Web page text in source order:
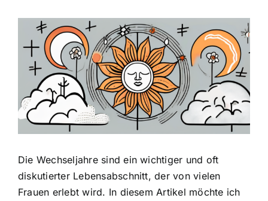
Zeige
grösseres
Bild
Die Wechseljahre sind ein wichtiger und oft
diskutierter Lebensabschnitt, der von vielen
Frauen erlebt wird. In diesem Artikel möchte ich